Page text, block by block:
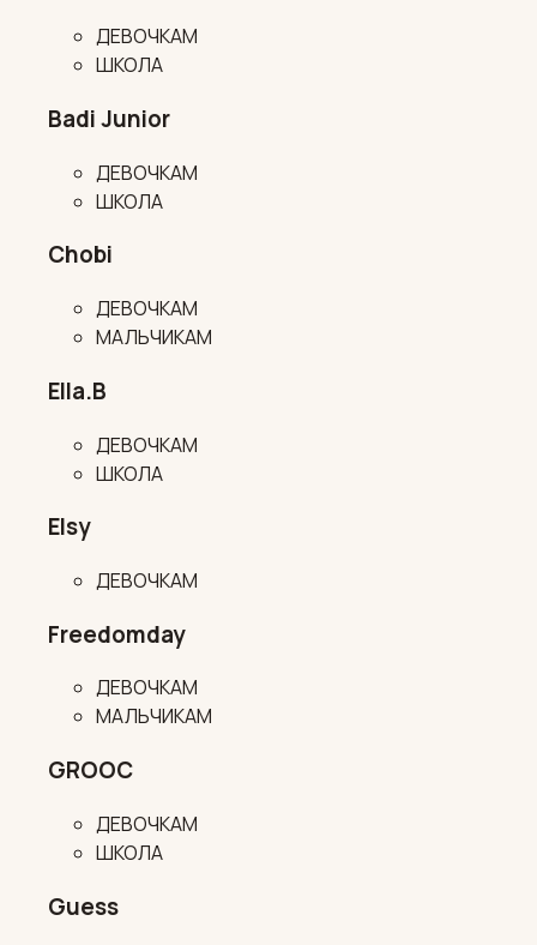
ДЕВОЧКАМ
ШКОЛА
Badi Junior
ДЕВОЧКАМ
ШКОЛА
Chobi
ДЕВОЧКАМ
МАЛЬЧИКАМ
Ella.B
ДЕВОЧКАМ
ШКОЛА
Elsy
ДЕВОЧКАМ
Freedomday
ДЕВОЧКАМ
МАЛЬЧИКАМ
GROOC
ДЕВОЧКАМ
ШКОЛА
Guess